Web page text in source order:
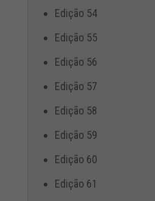
Edição 54
Edição 55
Edição 56
Edição 57
Edição 58
Edição 59
Edição 60
Edição 61